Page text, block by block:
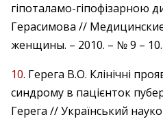
гіпоталамо-гіпофізарною
Герасимова //
женщины. – 2010. – № 9 – 10.
10. Герега В.О. Клінічні
синдрому в пацієнток
Герега // Український